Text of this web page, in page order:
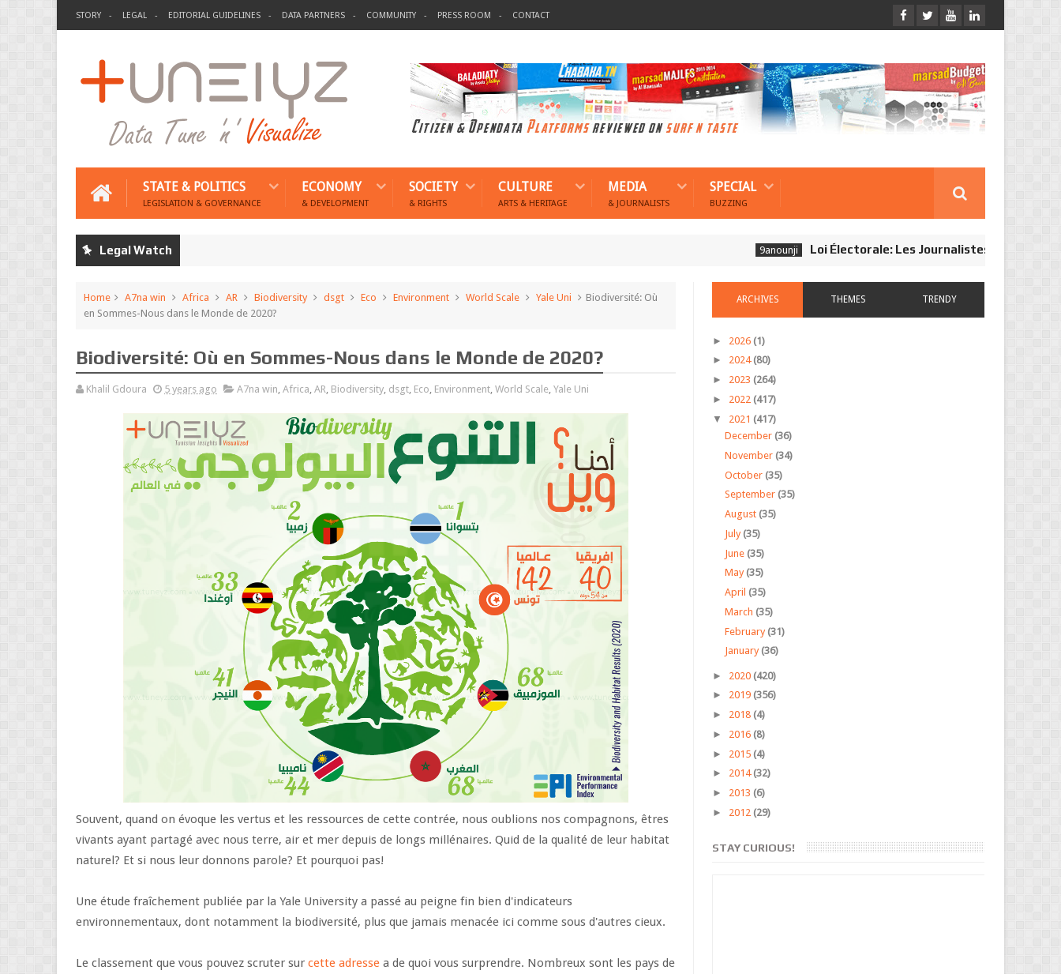
STORY LEGAL EDITORIAL GUIDELINES DATA PARTNERS COMMUNITY PRESS ROOM CONTACT
STATE & POLITICS
LEGISLATION & GOVERNANCE
ECONOMY
& DEVELOPMENT
SOCIETY
& RIGHTS
CULTURE
ARTS & HERITAGE
MEDIA
& JOURNALISTS
SPECIAL
BUZZING
Legal Watch Loi Électorale: Les Journalistes Ne Sont Pas
Home A7na win Africa AR Biodiversity dsgt Eco Environment World Scale Yale Uni
Biodiversité: Où
en Sommes-Nous dans le Monde de 2020?
Biodiversité: Où en Sommes-Nous dans le Monde de 2020?
Khalil Gdoura 5 years ago A7na win, Africa, AR, Biodiversity, dsgt, Eco, Environment, World Scale, Yale Uni
Souvent, quand on évoque les vertus et les ressources de cette contrée, nous oublions nos compagnons, êtres
vivants ayant partagé avec nous terre, air et mer depuis de longs millénaires. Quid de la qualité de leur habitat
naturel? Et si nous leur donnons parole? Et pourquoi pas!
Une étude fraîchement publiée par la Yale University a passé au peigne fin bien d'indicateurs
environnementaux, dont notamment la biodiversité, plus que jamais menacée ici comme sous d'autres cieux.
Le classement que vous pouvez scruter sur cette adresse a de quoi vous surprendre. Nombreux sont les pays de
ARCHIVES THEMES TRENDY
► 2026 (1)
► 2024 (80)
► 2023 (264)
► 2022 (417)
▼ 2021 (417)
December (36)
November (34)
October (35)
September (35)
August (35)
July (35)
June (35)
May (35)
April (35)
March (35)
February (31)
January (36)
► 2020 (420)
► 2019 (356)
► 2018 (4)
► 2016 (8)
► 2015 (4)
► 2014 (32)
► 2013 (6)
► 2012 (29)
STAY CURIOUS!